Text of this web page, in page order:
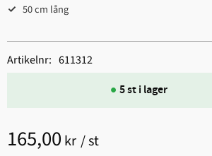
50 cm lång
165,00 kr /st
5 st i lager
Artikelnr 611312